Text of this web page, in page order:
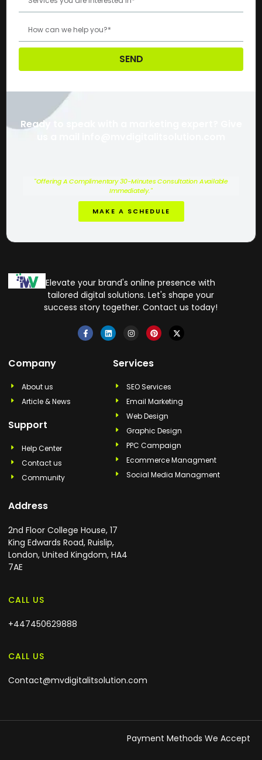
SEND
Ready to speak with a marketing expert? Give
"Offering A Complimentary 30-Minutes Consultation Available
Immediately."
MAKE A SCHEDULE
Elevate your brand's online presence with
tailored digital solutions. Let's shape your
success story together. Contact us today!
Company
About us
Article & News
Support
Help Center
Contact us
Community
Services
SEO Services
Email Marketing
Web Design
Graphic Design
PPC Campaign
Ecommerce Managment
Social Media Managment
Address
2nd Floor College House, 17
King Edwards Road, Ruislip,
London, United Kingdom, HA4
7AE
CALL US
+447450629888
CALL US
Contact@mvdigitalitsolution.com
Payment Methods We Accept